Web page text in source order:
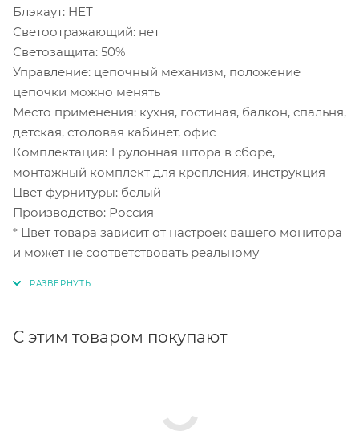
Блэкаут: НЕТ
Светоотражающий: нет
Светозащита: 50%
Управление: цепочный механизм, положение
цепочки можно менять
Место применения: кухня, гостиная, балкон, спальня,
детская, столовая кабинет, офис
Комплектация: 1 рулонная штора в сборе,
монтажный комплект для крепления, инструкция
Цвет фурнитуры: белый
Производство: Россия
* Цвет товара зависит от настроек вашего монитора
и может не соответствовать реальному
С этим товаром покупают